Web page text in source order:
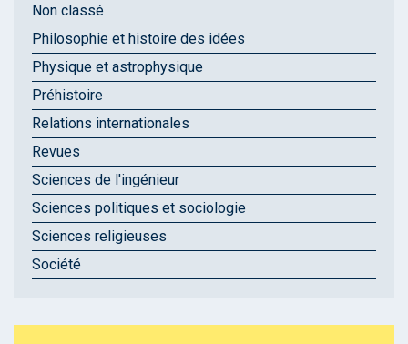
Non classé
Philosophie et histoire des idées
Physique et astrophysique
Préhistoire
Relations internationales
Revues
Sciences de l'ingénieur
Sciences politiques et sociologie
Sciences religieuses
Société